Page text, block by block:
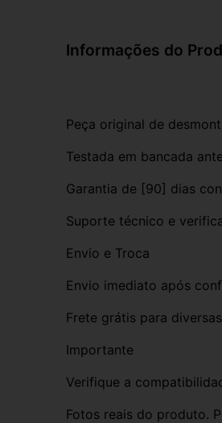
Informações do
Peça original de
Testada em bancada
Garantia de [90] dias
Suporte técnico e
Envio e Troca
Envio imediato após
Frete grátis para
Importante
Verifique a
Fotos reais do produto.